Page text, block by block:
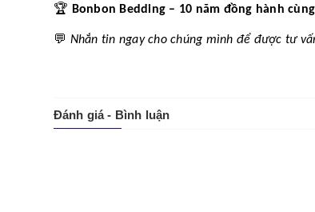
🏆 Bonbon Bedding – 10 năm đồng hành
💬 Nhắn tin ngay cho chúng mình để được tư
Đánh giá - Bình luận